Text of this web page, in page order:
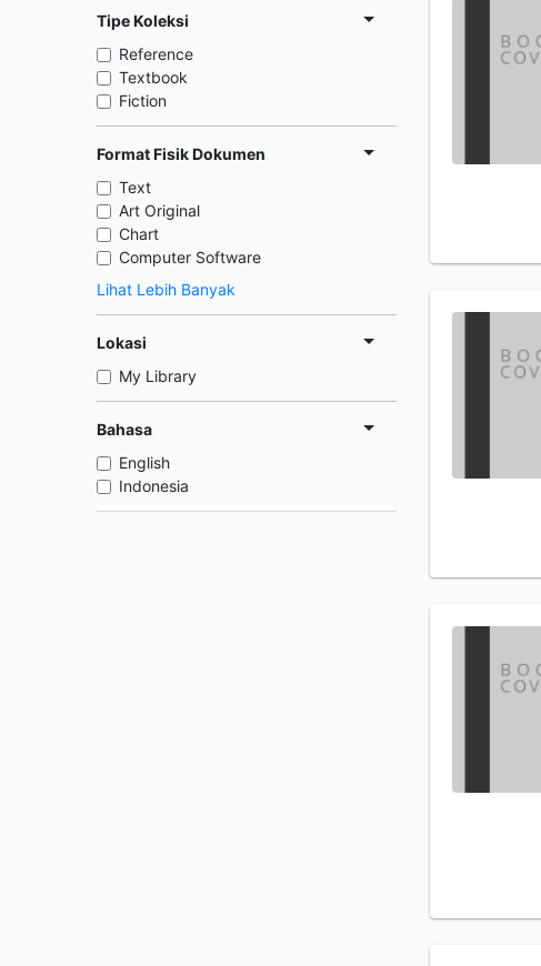
Tipe Koleksi
Reference
Textbook
Fiction
Format Fisik Dokumen
Text
Art Original
Chart
Computer Software
Lihat Lebih Banyak
Lokasi
My Library
Bahasa
English
Indonesia